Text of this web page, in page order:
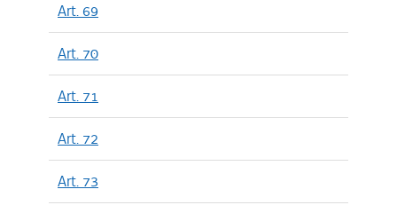
Art. 69
Art. 70
Art. 71
Art. 72
Art. 73